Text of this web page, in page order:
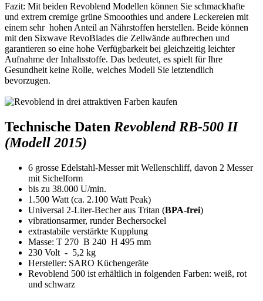
Fazit: Mit beiden Revoblend Modellen können Sie schmackhafte
und extrem cremige grüne Smooothies und andere Leckereien mit
einem sehr hohen Anteil an Nährstoffen herstellen. Beide können
mit den Sixwave RevoBlades die Zellwände aufbrechen und
garantieren so eine hohe Verfügbarkeit bei gleichzeitig leichter
Aufnahme der Inhaltsstoffe. Das bedeutet, es spielt für Ihre
Gesundheit keine Rolle, welches Modell Sie letztendlich
bevorzugen.
Technische Daten Revoblend RB-500 II
(Modell 2015)
6 grosse Edelstahl-Messer mit Wellenschliff, davon 2 Messer
mit Sichelform
bis zu 38.000 U/min.
1.500 Watt (ca. 2.100 Watt Peak)
Universal 2-Liter-Becher aus Tritan (BPA-frei)
vibrationsarmer, runder Bechersockel
extrastabile verstärkte Kupplung
Masse: T 270 B 240 H 495 mm
230 Volt - 5,2 kg
Hersteller: SARO Küchengeräte
Revoblend 500 ist erhältlich in folgenden Farben: weiß, rot
und schwarz